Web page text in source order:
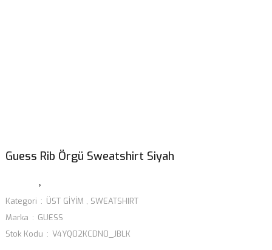
Guess Rib Örgü Sweatshirt Siyah
Kategori ÜST GİYİM , SWEATSHIRT
Marka
GUESS
Stok Kodu
V4YQ02KCDN0_JBLK